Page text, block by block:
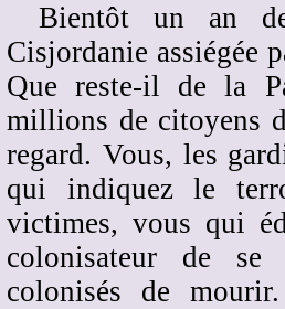
Bientôt un an
Cisjordanie assiégée
Que reste-il de la
millions de citoyens
regard. Vous, les
qui indiquez le
victimes, vous qui
colonisateur de
colonisés de